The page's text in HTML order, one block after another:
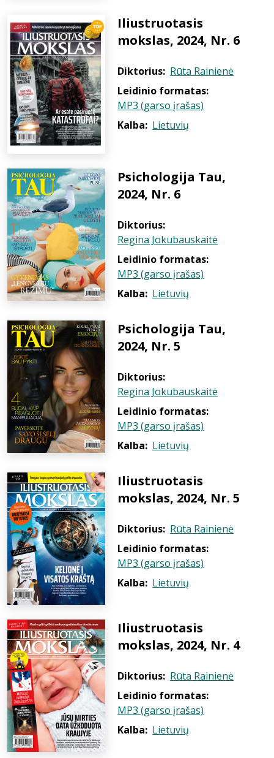
Iliustruotasis
mokslas, 2024, Nr. 6
Diktorius: Rūta Rainienė
Leidinio formatas:
MP3 (garso įrašas)
Kalba: Lietuvių
Psichologija Tau,
2024, Nr. 6
Diktorius:
Regina Jokubauskaitė
Leidinio formatas:
MP3 (garso įrašas)
Kalba: Lietuvių
Psichologija Tau,
2024, Nr. 5
Diktorius:
Regina Jokubauskaitė
Leidinio formatas:
MP3 (garso įrašas)
Kalba: Lietuvių
Iliustruotasis
mokslas, 2024, Nr. 5
Diktorius: Rūta Rainienė
Leidinio formatas:
MP3 (garso įrašas)
Kalba: Lietuvių
Iliustruotasis
mokslas, 2024, Nr. 4
Diktorius: Rūta Rainienė
Leidinio formatas:
MP3 (garso įrašas)
Kalba: Lietuvių